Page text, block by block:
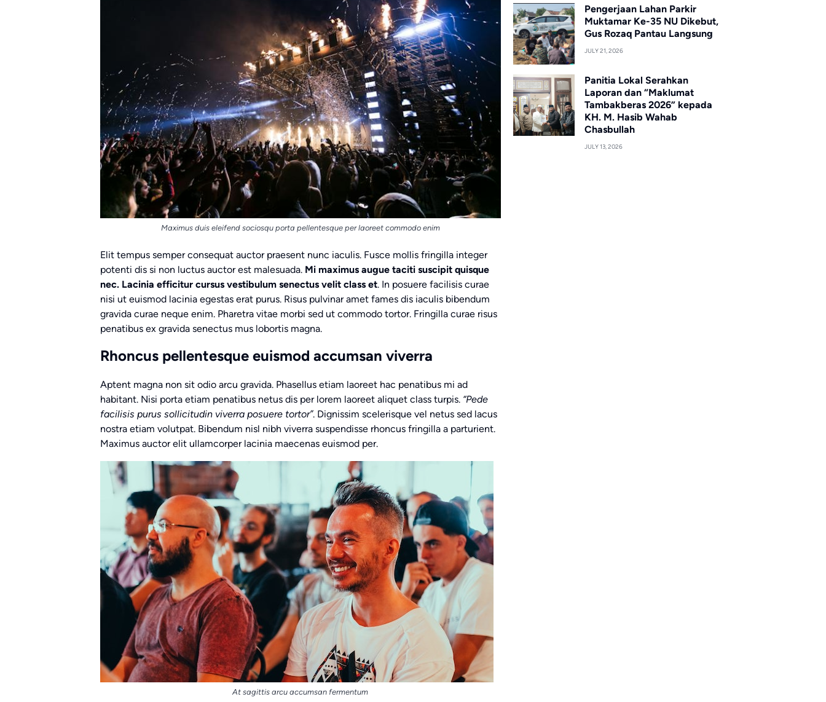
Maximus duis eleifend sociosqu porta pellentesque per laoreet commodo enim
Elit tempus semper consequat auctor praesent nunc iaculis. Fusce mollis fringilla integer
potenti dis si non luctus auctor est malesuada. Mi maximus augue taciti suscipit quisque
nec. Lacinia efficitur cursus vestibulum senectus velit class et. In posuere facilisis curae
nisi ut euismod lacinia egestas erat purus. Risus pulvinar amet fames dis iaculis bibendum
gravida curae neque enim. Pharetra vitae morbi sed ut commodo tortor. Fringilla curae risus
penatibus ex gravida senectus mus lobortis magna.
Rhoncus pellentesque euismod accumsan viverra
Aptent magna non sit odio arcu gravida. Phasellus etiam laoreet hac penatibus mi ad
habitant. Nisi porta etiam penatibus netus dis per lorem laoreet aliquet class turpis. “Pede
facilisis purus sollicitudin viverra posuere tortor”. Dignissim scelerisque vel netus sed lacus
nostra etiam volutpat. Bibendum nisl nibh viverra suspendisse rhoncus fringilla a parturient.
Maximus auctor elit ullamcorper lacinia maecenas euismod per.
At sagittis arcu accumsan fermentum
Pengerjaan Lahan Parkir
Muktamar Ke-35 NU Dikebut,
Gus Rozaq Pantau Langsung
JULY 21, 2026
Panitia Lokal Serahkan
Laporan dan “Maklumat
Tambakberas 2026” kepada
KH. M. Hasib Wahab
Chasbullah
JULY 13, 2026